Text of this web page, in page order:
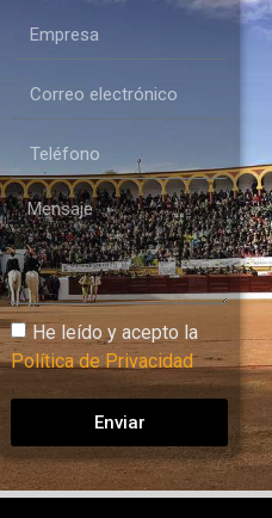
He leído y acepto la
Política de Privacidad
Enviar